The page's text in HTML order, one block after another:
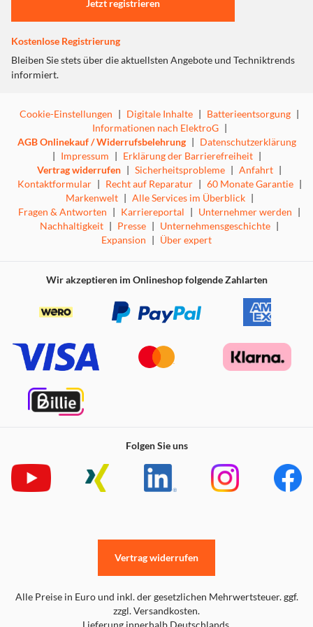
optimaler Qualität aufzunehmen. Das Trust GXT 259
Rudox mit seinem großen Reflexionsschutz, dem
Anschluss für latenzfreies Monitoring und der
Nierencharakteristik bietet Ihnen alles, was Sie brauchen,
um eine Aufnahme in Studio-Qualität zu machen.
Für Content Creator
Das Trust GXT 259 Rudox ist für jeden Content Creator
geeignet. Durch die Nierencharakteristik werden
Hintergrundgeräusche vermindert, sodass sich dieses
Mikrofon für Podcasts, Voice-Overs oder Livestreams
eignet. Ob Sie Ihre eigenen Songs singen oder akustische
erzeugten Ton in der höchstmöglichen Qualität auf.
Jetzt registrieren
Kostenlose Registrierung
Bleiben Sie stets über die aktuellsten Angebote und Techniktrends
informiert.
Cookie-Einstellungen | Digitale Inhalte | Batterieentsorgung |
Informationen nach ElektroG |
AGB Onlinekauf / Widerrufsbelehrung | Datenschutzerklärung
| Impressum | Erklärung der Barrierefreiheit |
Vertrag widerrufen | Sicherheitsprobleme | Anfahrt |
Kontaktformular | Recht auf Reparatur | 60 Monate Garantie |
Markenwelt | Alle Services im Überblick |
Fragen & Antworten | Karriereportal | Unternehmer werden |
Nachhaltigkeit | Presse | Unternehmensgeschichte |
Expansion | Über expert
Wir akzeptieren im Onlineshop folgende Zahlarten
Folgen Sie uns
Alle Preise in Euro und inkl. der gesetzlichen Mehrwertsteuer. ggf.
zzgl. Versandkosten.
Lieferung innerhalb Deutschlands.
Vertrag widerrufen